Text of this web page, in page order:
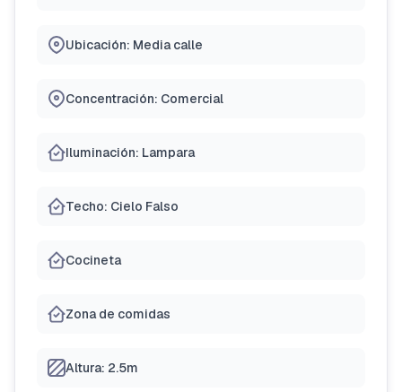
Ubicación: Media calle
Concentración: Comercial
Iluminación: Lampara
Techo: Cielo Falso
Cocineta
Zona de comidas
Altura: 2.5m